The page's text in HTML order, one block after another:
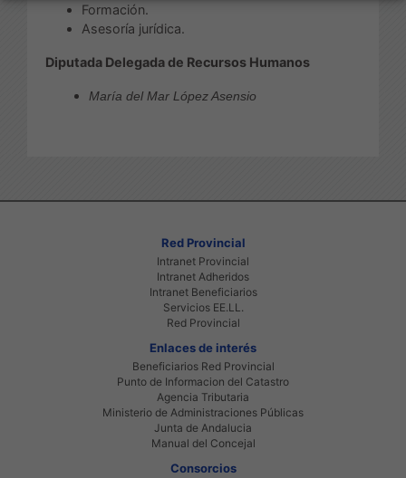
Formación.
Asesoría jurídica.
Diputada Delegada de Recursos Humanos
María del Mar López Asensio
Red Provincial
Intranet Provincial
Intranet Adheridos
Intranet Beneficiarios
Servicios EE.LL.
Red Provincial
Enlaces de interés
Beneficiarios Red Provincial
Punto de Informacion del Catastro
Agencia Tributaria
Ministerio de Administraciones Públicas
Junta de Andalucia
Manual del Concejal
Consorcios